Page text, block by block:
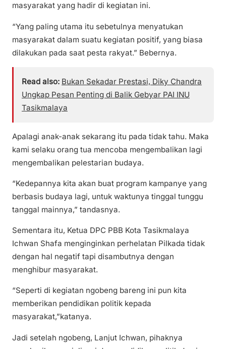
masyarakat yang hadir di kegiatan ini.
“Yang paling utama itu sebetulnya menyatukan
masyarakat dalam suatu kegiatan positif, yang biasa
dilakukan pada saat pesta rakyat.” Bebernya.
Read also: Bukan Sekadar Prestasi, Diky Chandra
Ungkap Pesan Penting di Balik Gebyar PAI INU
Tasikmalaya
Apalagi anak-anak sekarang itu pada tidak tahu. Maka
kami selaku orang tua mencoba mengembalikan lagi
mengembalikan pelestarian budaya.
“Kedepannya kita akan buat program kampanye yang
berbasis budaya lagi, untuk waktunya tinggal tunggu
tanggal mainnya,” tandasnya.
Sementara itu, Ketua DPC PBB Kota Tasikmalaya
Ichwan Shafa menginginkan perhelatan Pilkada tidak
dengan hal negatif tapi disambutnya dengan
menghibur masyarakat.
“Seperti di kegiatan ngobeng bareng ini pun kita
memberikan pendidikan politik kepada
masyarakat,”katanya.
Jadi setelah ngobeng, Lanjut Ichwan, pihaknya